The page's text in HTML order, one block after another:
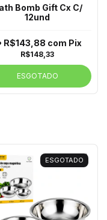
Bomb Gift Cx C/
12und
R$148,33
R$143,88 com Pix
ESGOTADO
ESGOTADO